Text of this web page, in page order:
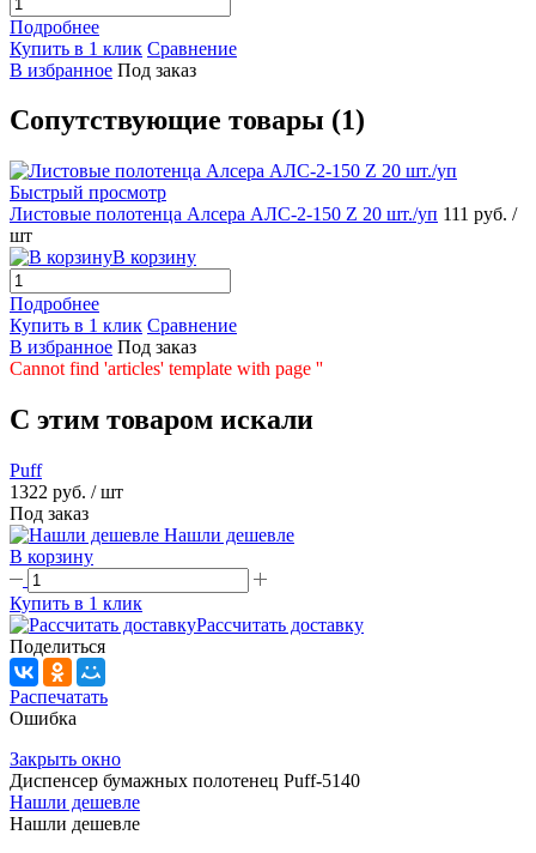
Подробнее
Купить в 1 клик Сравнение
В избранное Под заказ
Сопутствующие товары (1)
Быстрый просмотр
Листовые полотенца Алсера АЛС-2-150 Z 20 шт./уп 111 руб. /
шт
В корзину
Подробнее
Купить в 1 клик Сравнение
В избранное Под заказ
Cannot find 'articles' template with page ''
C этим товаром искали
Puff
1322 руб. / шт
Под заказ
Нашли дешевле
В корзину
Купить в 1 клик
Рассчитать доставку
Поделиться
Распечатать
Ошибка
Закрыть окно
Диспенсер бумажных полотенец Puff-5140
Нашли дешевле
Нашли дешевле